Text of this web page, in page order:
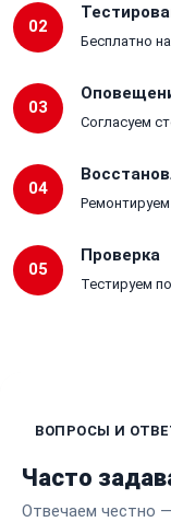
02
Бесплатно
03
Согласуем
04
05
Проверка
Тестируем
ВОПРОСЫ И
Часто
Отвечаем честно